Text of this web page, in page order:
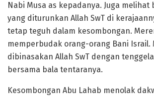
Nabi Musa as kepadanya. Juga melihat
yang diturunkan Allah SwT di
tetap teguh dalam kesombongan.
memperbudak orang-orang Bani Israil.
dibinasakan Allah SwT dengan
bersama bala tentaranya.
Kesombongan Abu Lahab menolak